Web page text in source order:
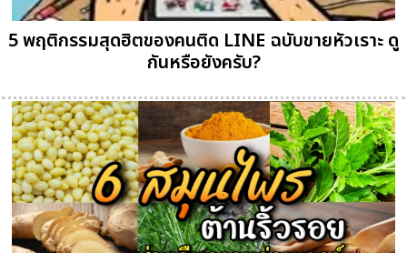
5 พฤติกรรมสุดฮิตของคนติด LINE ฉบับขายหัวเราะ ดู
กันหรือยังครับ?